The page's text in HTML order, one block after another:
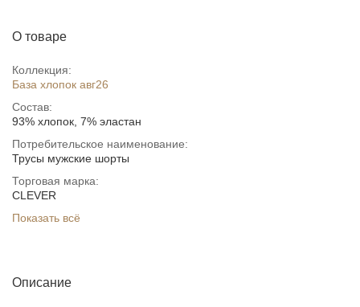
О товаре
Коллекция:
База хлопок авг26
Состав:
93% хлопок, 7% эластан
Потребительское наименование:
Трусы мужские шорты
Торговая марка:
CLEVER
Показать всё
Описание